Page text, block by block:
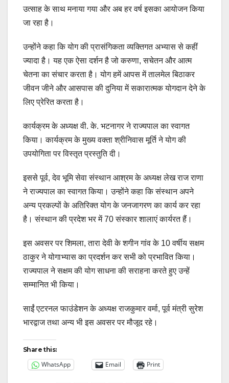
उत्साह के साथ मनाया गया और अब हर वर्ष इसका आयोजन किया
जा रहा है।
उन्होंने कहा कि योग की प्रासंगिकता व्यक्तिगत अभ्यास से कहीं
ज्यादा है। यह एक ऐसा दर्शन है जो करुणा, सचेतन और आत्म
चेतना का संचार करता है। योग हमें आपस में तालमेल बिठाकर
जीवन जीने और आसपास की दुनिया में सकारात्मक योगदान देने के
लिए प्रेरित करता है।
कार्यक्रम के अध्यक्ष वी. के. भटनागर ने राज्यपाल का स्वागत
किया। कार्यक्रम के मुख्य वक्ता श्रीनिवास मूर्ति ने योग की
उपयोगिता पर विस्तृत प्रस्तुति दी।
इससे पूर्व, देव भूमि सेवा संस्थान आश्रम के अध्यक्ष लेख राज राणा
ने राज्यपाल का स्वागत किया। उन्होंने कहा कि संस्थान अपने
अन्य प्रकल्पों के अतिरिक्त योग के जनजागरण का कार्य कर रहा
है। संस्थान की प्रदेश भर में 70 संस्कार शालाएं कार्यरत हैं।
इस अवसर पर शिमला, तारा देवी के शगीन गांव के 10 वर्षीय सक्षम
ठाकुर ने योगाभ्यास का प्रदर्शन कर सभी को प्रभावित किया।
राज्यपाल ने सक्षम की योग साधना की सराहना करते हुए उन्हें
सम्मानित भी किया।
साईं एटरनल फाउंडेशन के अध्यक्ष राजकुमार वर्मा, पूर्व मंत्री सुरेश
भारद्वाज तथा अन्य भी इस अवसर पर मौजूद रहे।
Share this:
WhatsApp Email Print